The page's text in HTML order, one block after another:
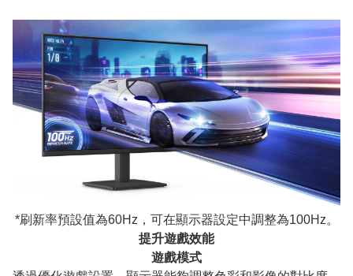
*刷新率預設值為60Hz，可在顯示器設定中調整為100Hz。
提升遊戲效能
遊戲模式